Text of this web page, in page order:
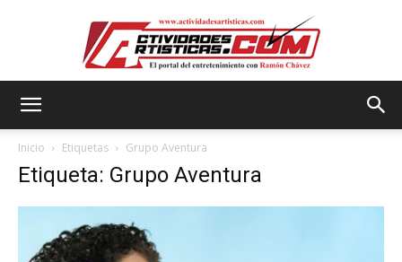
Inicio Etiquetas Grupo Aventura
Etiqueta: Grupo Aventura